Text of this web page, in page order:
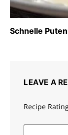
Schnelle
LEAVE A
Recipe